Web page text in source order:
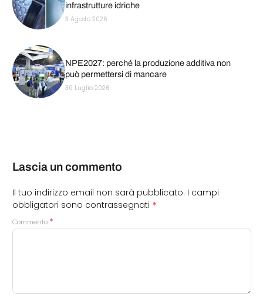
infrastrutture idriche
3 Agosto 2026
NPE2027: perché la produzione additiva non
può permettersi di mancare
30 Luglio 2026
Lascia un commento
Il tuo indirizzo email non sarà pubblicato. I campi
obbligatori sono contrassegnati *
Commento *